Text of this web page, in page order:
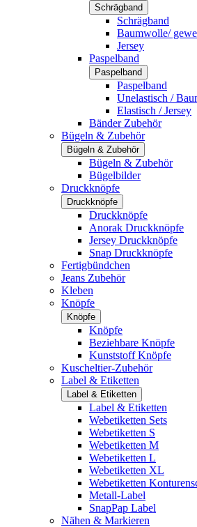
Schrägband
Schrägband
Baumwolle/
Jersey
Paspelband
Paspelband
Paspelband
Unelastisch /
Elastisch / Jersey
Bänder Zubehör
Bügeln & Zubehör
Bügeln & Zubehör
Bügeln & Zubehör
Bügelbilder
Druckknöpfe
Druckknöpfe
Druckknöpfe
Anorak Druckknöpfe
Jersey Druckknöpfe
Snap Druckknöpfe
Fertigbündchen
Jeans Zubehör
Kleben
Knöpfe
Knöpfe
Knöpfe
Beziehbare Knöpfe
Kunststoff Knöpfe
Kuscheltier-Zubehör
Label & Etiketten
Label & Etiketten
Label & Etiketten
Webetiketten Sets
Webetiketten S
Webetiketten M
Webetiketten L
Webetiketten XL
Webetiketten
Metall-Label
SnapPap Label
Nähen & Markieren